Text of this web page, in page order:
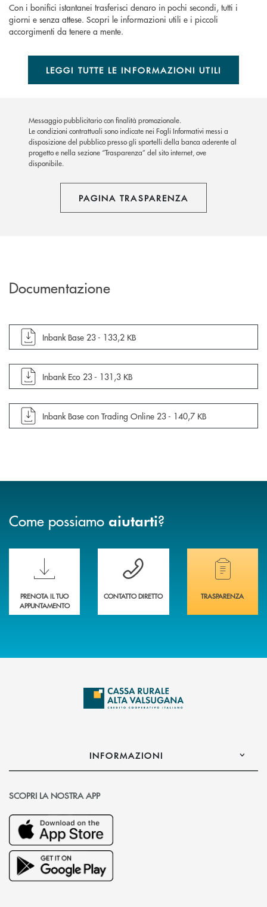
Con i bonifici istantanei trasferisci denaro in pochi secondi, tutti i
giorni e senza attese. Scopri le informazioni utili e i piccoli
accorgimenti da tenere a mente.
LEGGI TUTTE LE INFORMAZIONI UTILI
Messaggio pubblicitario con finalità promozionale.
Le condizioni contrattuali sono indicate nei Fogli Informativi messi a
disposizione del pubblico presso gli sportelli della banca aderente al
progetto e nella sezione “Trasparenza” del sito internet, ove
disponibile.
PAGINA TRASPARENZA
Documentazione
apre documento in una nuova finestra
Inbank Base 23 - 133,2 KB
apre documento in una nuova finestra
Inbank Eco 23 - 131,3 KB
apre documento in una nuova finestra
Inbank Base con Trading Online 23 - 140,7 KB
Come possiamo aiutarti?
Scopri le funzionalità della nuova PRENOTA BANCA
PRENOTA IL TUO
APPUNTAMENTO
Hai bisogno di assistenza immediata?
CONTATTO DIRETTO
Hai bisogno di
TRASPARENZA
INFORMAZIONI
SCOPRI LA NOSTRA APP